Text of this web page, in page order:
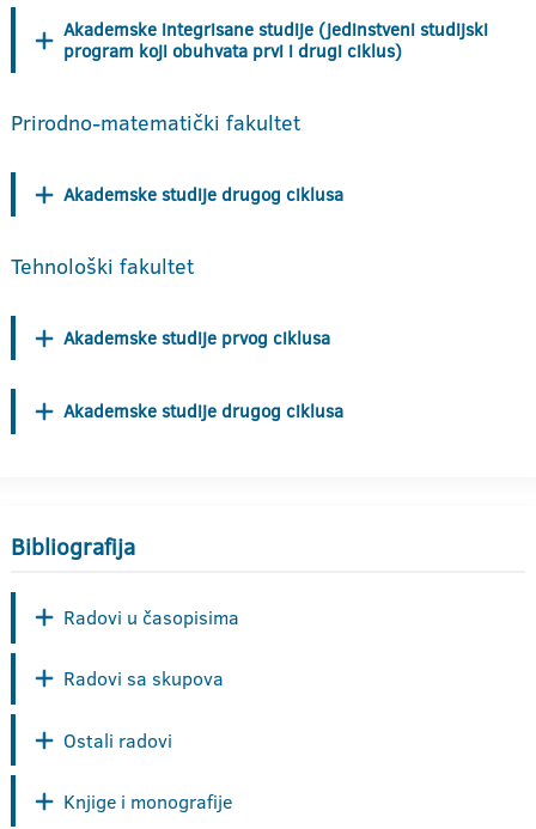
Akademske integrisane studije (jedinstveni studijski
program koji obuhvata prvi i drugi ciklus)
Prirodno-matematički fakultet
Akademske studije drugog ciklusa
Tehnološki fakultet
Akademske studije prvog ciklusa
Akademske studije drugog ciklusa
Bibliografija
Radovi u časopisima
Radovi sa skupova
Ostali radovi
Knjige i monografije